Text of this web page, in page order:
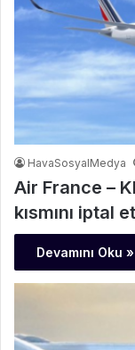
HavaSosyalMedya
Air France –
kısmını iptal
Devamını Oku »